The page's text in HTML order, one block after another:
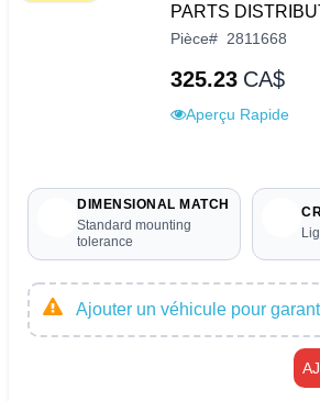
PARTS
Pièce# 2811668
325.23 CA$
Aperçu Rapide
DIMENSIONAL MATCH
Standard mounting
tolerance
Ajouter un véhicule pour